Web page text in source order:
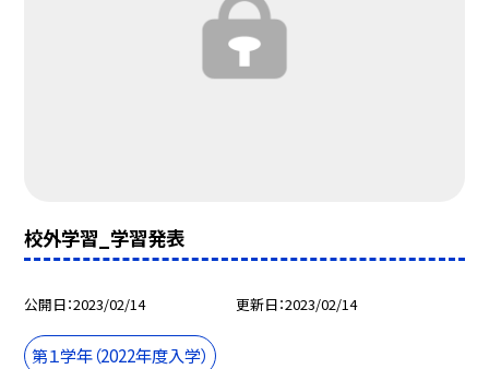
校外学習_学習発表
公開日 2023/02/14 更新日 2023/02/14
第１学年（2022年度入学）